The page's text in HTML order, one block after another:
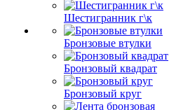
Шестигранник г\к
Бронзовые втулки
Бронзовый квадрат
Бронзовый круг